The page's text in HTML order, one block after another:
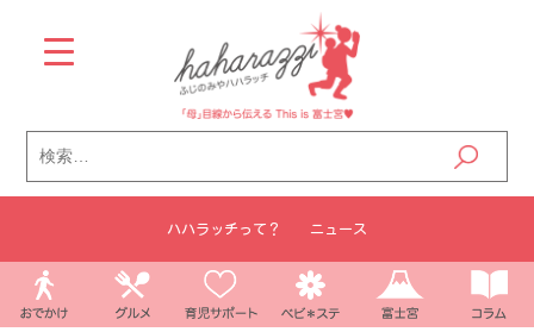
content
ハハラッチって？ ニュース
索: